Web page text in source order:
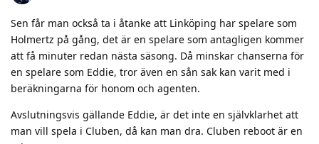
Sen får man också ta i åtanke att Linköping har spelare som
Holmertz på gång, det är en spelare som antagligen kommer
att få minuter redan nästa säsong. Då minskar chanserna för
en spelare som Eddie, tror även en sån sak kan varit med i
beräkningarna för honom och agenten.
Avslutningsvis gällande Eddie, är det inte en självklarhet att
man vill spela i Cluben, då kan man dra. Cluben reboot är en